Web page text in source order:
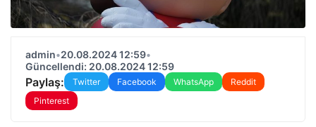
admin•20.08.2024 12:59•
Güncellendi: 20.08.2024 12:59
Paylaş: Twitter Facebook WhatsApp
Reddit
Pinterest